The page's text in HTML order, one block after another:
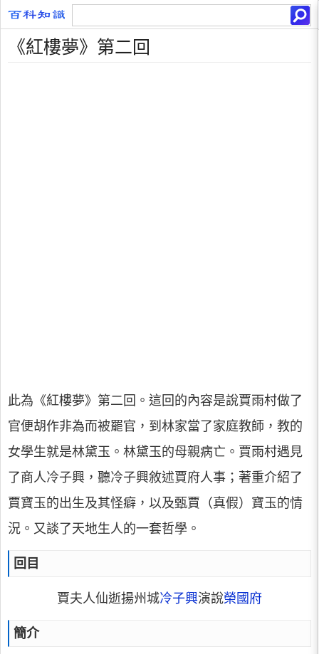
《紅樓夢》第二回
此為《紅樓夢》第二回。這回的內容是說賈雨村做了
官便胡作非為而被罷官，到林家當了家庭教師，教的
女學生就是林黛玉。林黛玉的母親病亡。賈雨村遇見
了商人冷子興，聽冷子興敘述賈府人事；著重介紹了
賈寶玉的出生及其怪癖，以及甄賈（真假）寶玉的情
況。又談了天地生人的一套哲學。
回目
賈夫人仙逝揚州城冷子興演說榮國府
簡介